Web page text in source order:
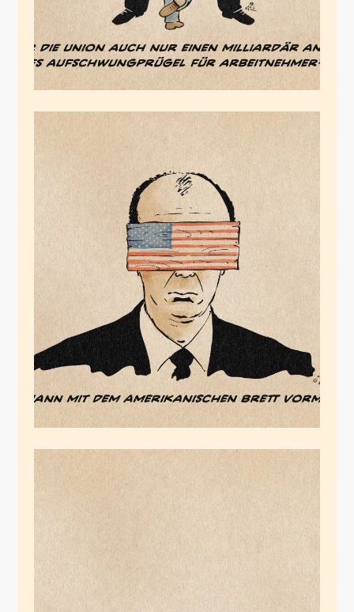
Das amerkanische
Brett
Februar 2, 2026
Die Eiskuhhirten